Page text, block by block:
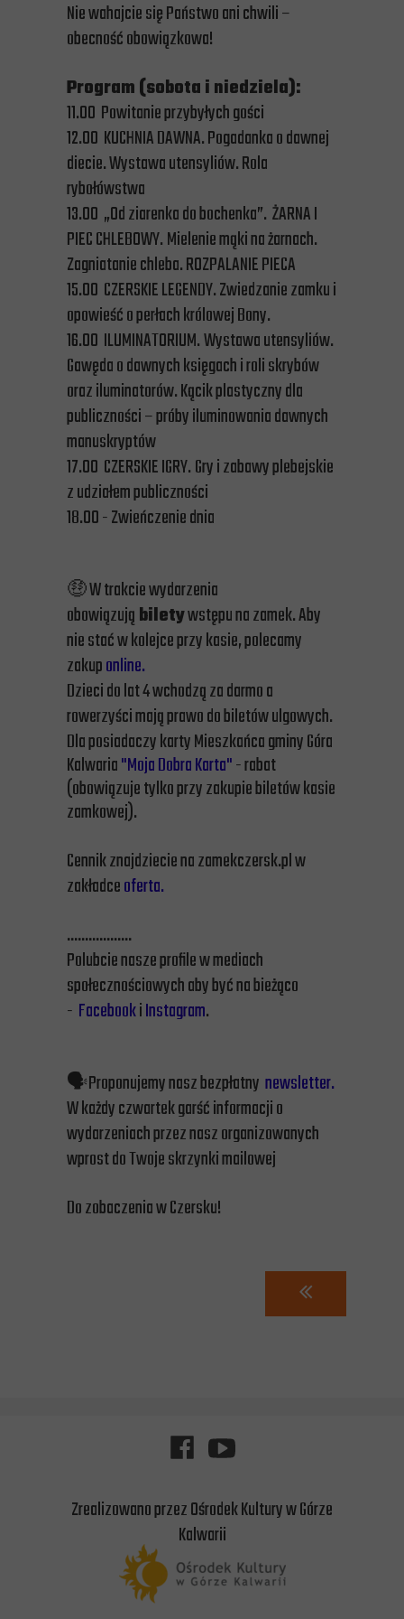
Nie wahajcie się Państwo ani chwili –
obecność obowiązkowa!
Program (sobota i niedziela):
11.00 Powitanie przybyłych gości
12.00 KUCHNIA DAWNA. Pogadanka o dawnej
diecie. Wystawa utensyliów. Rola
rybołówstwa
13.00 „Od ziarenka do bochenka”. ŻARNA I
PIEC CHLEBOWY.Mielenie mąki na żarnach.
Zagniatanie chleba. ROZPALANIE PIECA
15.00 CZERSKIE LEGENDY. Zwiedzanie zamku i
opowieść o perłach królowej Bony.
16.00 ILUMINATORIUM.Wystawa utensyliów.
Gawęda o dawnych księgach i roli skrybów
oraz iluminatorów. Kącik plastyczny dla
publiczności – próby iluminowania dawnych
manuskryptów
17.00 CZERSKIE IGRY.Gry i zabawy plebejskie
z udziałem publiczności
18.00 - Zwieńczenie dnia
🤑 W trakcie wydarzenia
obowiązująbiletywstępu na zamek. Aby
nie stać w kolejce przy kasie, polecamy
zakuponline.
Dzieci do lat 4 wchodzą za darmo a
rowerzyści mają prawo do biletów ulgowych.
Dlaposiadaczykarty Mieszkańca gminy Góra
Kalwaria"Moja Dobra Karta"- rabat
(obowiązuje tylko przy zakupie biletów kasie
zamkowej).
Cennik znajdziecie na zamekczersk.pl w
zakładceoferta.
………………
Polubcie nasze profile w mediach
społecznościowych aby być na bieżąco
- FacebookiInstagram.
🗣️Proponujemy nasz bezpłatny newsletter.
W każdy czwartek garść informacji o
wydarzeniach przez nasz organizowanych
wprost do Twoje skrzynki mailowej
Do zobaczenia w Czersku!
Zrealizowano przez Ośrodek Kultury w Górze
Kalwarii